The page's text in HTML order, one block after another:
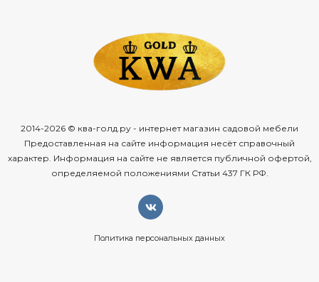
пространства— диваны
зална уютныезоны;
долговечность — профессиональные
камерные
так большие для
компаний;
стильноеоформление— широкий выбордизайнов
любую
— современные
2014-2026 © ква-голд.ру - интернет магазин садовой мебели
Предоставленная на сайте информация несёт справочный
характер. Информация на сайте не является публичной офертой,
определяемой положениями Статьи 437 ГК РФ.
Политика персональных данных